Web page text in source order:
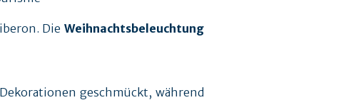
Die Weihnachtsbeleuchtung
geschmückt, während